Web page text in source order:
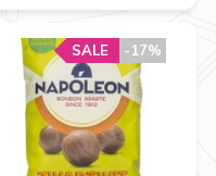
-17%
SALE